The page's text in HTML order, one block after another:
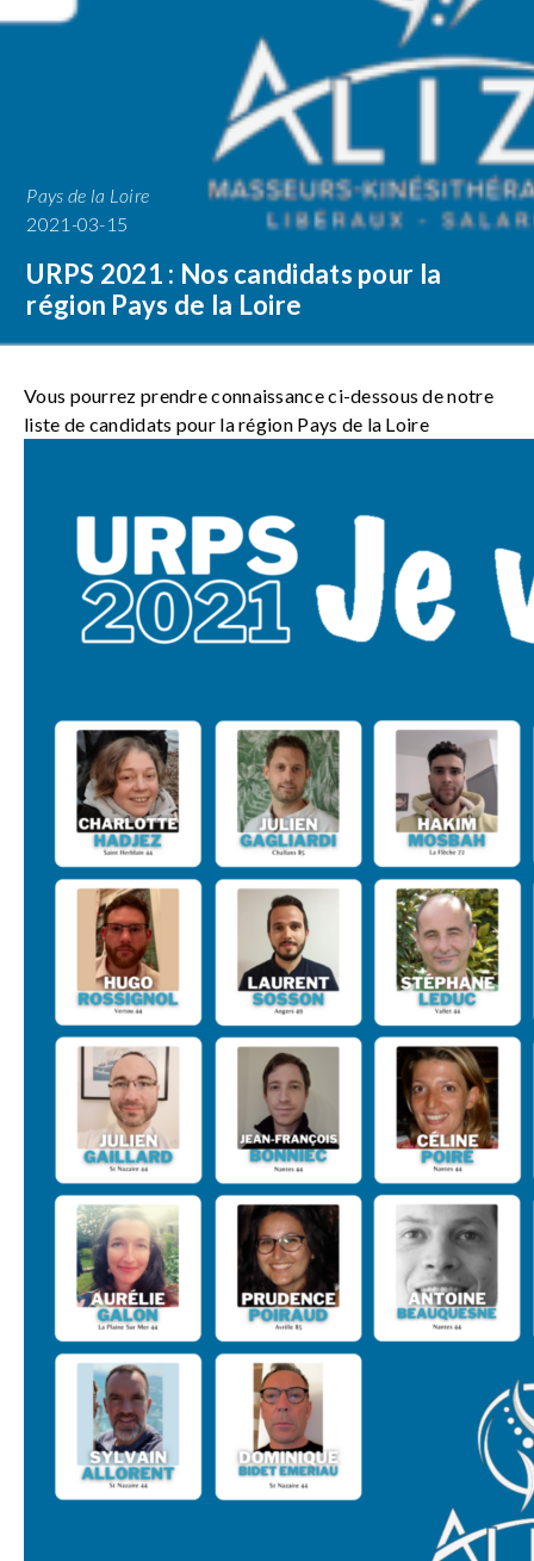
Pays de la Loire
2021-03-15
URPS 2021 : Nos candidats pour la
région Pays de la Loire
Vous pourrez prendre connaissance ci-dessous de notre
liste de candidats pour la région Pays de la Loire